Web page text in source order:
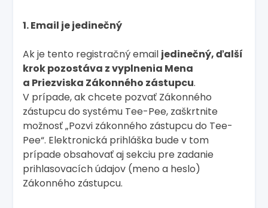
1. Email je jedinečný
Ak je tento registračný email jedinečný, ďalší
krok pozostáva z vyplnenia Mena
a Priezviska Zákonného zástupcu.
V prípade, ak chcete pozvať Zákonného
zástupcu do systému Tee-Pee, zaškrtnite
možnosť „Pozvi zákonného zástupcu do Tee-
Pee“. Elektronická prihláška bude v tom
prípade obsahovať aj sekciu pre zadanie
prihlasovacích údajov (meno a heslo)
Zákonného zástupcu.